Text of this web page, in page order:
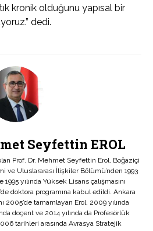
kronik olduğunu yapısal bir
dedi.
Seyfettin EROL
Prof. Dr. Mehmet Seyfettin Erol, Boğaziçi
ve Uluslararası İlişkiler Bölümü’nden 1993
yılında Yüksek Lisans çalışmasını
doktora programına kabul edildi. Ankara
2005’de tamamlayan Erol, 2009 yılında
doçent ve 2014 yılında da Profesörlük
tarihleri arasında Avrasya Stratejik